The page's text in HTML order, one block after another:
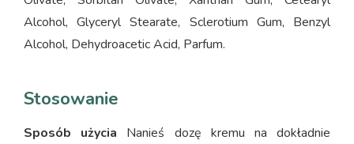
Alcohol, Glyceryl Stearate, Sclerotium Gum, Benzyl
Alcohol, Dehydroacetic Acid, Parfum.
Stosowanie
Sposób użycia Nanieś dozę kremu na dokładnie